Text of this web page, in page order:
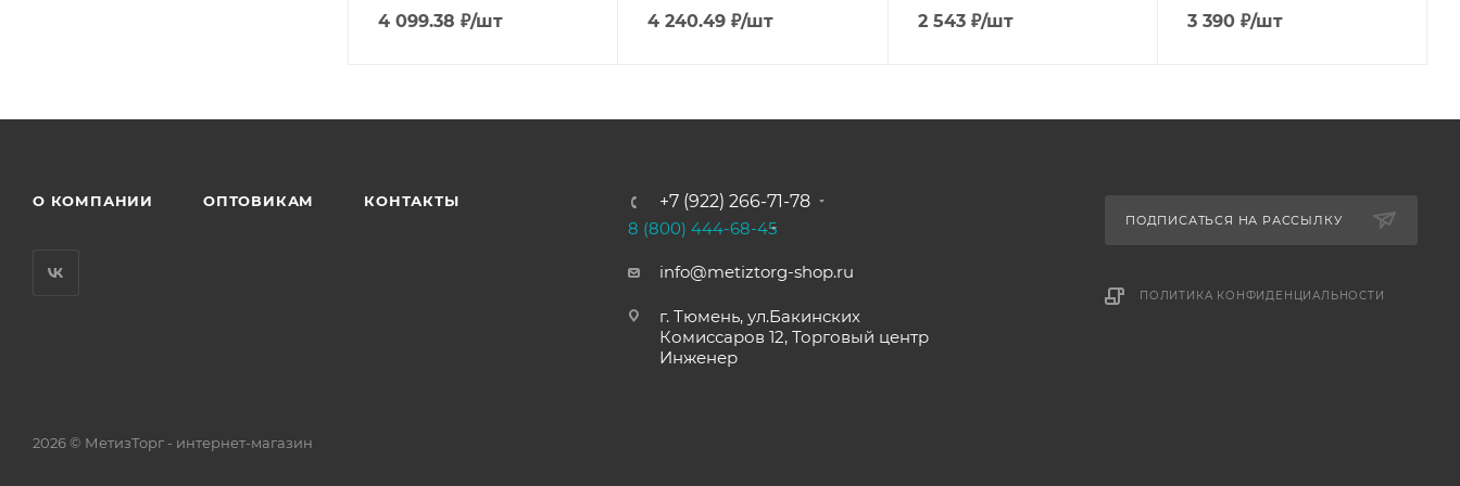
4 099.38 ₽/шт 4 240.49 ₽/шт 2 543₽/шт 3 390₽/шт
О КОМПАНИИ ОПТОВИКАМ КОНТАКТЫ
+7 (922) 266-71-78
8 (800) 444-68-45
info@metiztorg-shop.ru
г. Тюмень, ул.Бакинских
Комиссаров 12, Торговый центр
Инженер
ПОДПИСАТЬСЯ НА РАССЫЛКУ
ПОЛИТИКА КОНФИДЕНЦИАЛЬНОСТИ
2026 © МетизТорг - интернет-магазин